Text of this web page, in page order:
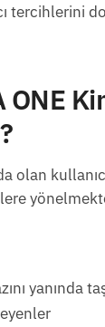
tercihlerini
ONE
olan
yanında